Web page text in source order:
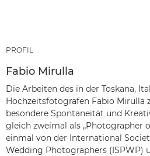
PROFIL
Fabio Mirulla
Die Arbeiten des in der Toskana,
Hochzeitsfotografen Fabio Mirulla
besondere Spontaneität und
gleich zweimal als „Photographer
einmal von der International
Wedding Photographers (ISPWP)